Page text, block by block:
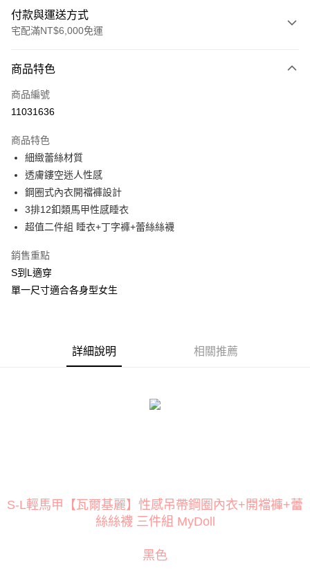
付款與運送方式
宅配滿NT$6,000免運
信用卡一次付款
信用卡分期付款
合作金庫商業銀行
華南商業銀行
上海商業儲蓄銀行
國泰世華商業銀行
臺灣中小企業銀行
匯豐（台灣）商業銀行
華泰商業銀行
聯邦商業銀行
遠東國際商業銀行
元大商業銀行
台新國際商業銀行
台灣樂天信用卡公司
超商取貨付款
LINE Pay
Apple Pay
街口支付
悠遊付
AFTEE先享後付
相關說明
１．簡單：不需註冊會員、不需綁卡、不需儲值。
１．於結帳方式選擇「AFTEE先享後付」後，將跳轉至「AFTEE先享後付」
後付繳納相關費用。
※ 交易是否成功請以「AFTEE先享後付 」之結帳頁面顯示為準，若有關於
是否繳費成功／繳費後需取消欲退款等相關疑問，請聯繫「AFTEE先享後付
每筆NT$120
商品特色
商品編號
11031636
商品特色
細緻蕾絲材質
透膚鏤空迷人性感
鋼圈式內衣開襠褲設計
3排12釦類馬甲性感睡衣
超值二件組 睡衣+丁字褲+蕾絲絲襪
銷售重點
S到L適穿
單一尺寸適合各身型女生
詳細說明 相關推薦
S-L輕馬甲【瓦爾基麗】性感吊帶鋼圈內衣+開襠褲+蕾
絲絲襪 三件組 MyDoll
黑色